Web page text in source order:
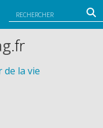
.fr
de la vie